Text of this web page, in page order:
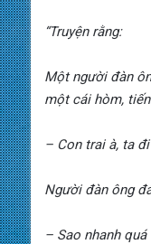
“Truyện rằng:
Một người đàn
một cái hòm,
– Con trai à, ta
Người đàn ông
– Sao nhanh